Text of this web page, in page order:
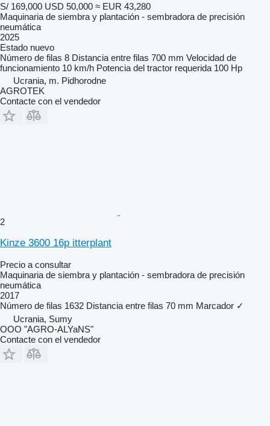
S/ 169,000 USD 50,000 ≈ EUR 43,280
Maquinaria de siembra y plantación - sembradora de precisión
neumática
2025
Estado nuevo
Número de filas 8 Distancia entre filas 700 mm Velocidad de
funcionamiento 10 km/h Potencia del tractor requerida 100 Hp
Ucrania, m. Pidhorodne
AGROTEK
Contacte con el vendedor
2
Kinze 3600 16p itterplant
Precio a consultar
Maquinaria de siembra y plantación - sembradora de precisión
neumática
2017
Número de filas 1632 Distancia entre filas 70 mm Marcador ✓
Ucrania, Sumy
OOO "AGRO-ALYaNS"
Contacte con el vendedor